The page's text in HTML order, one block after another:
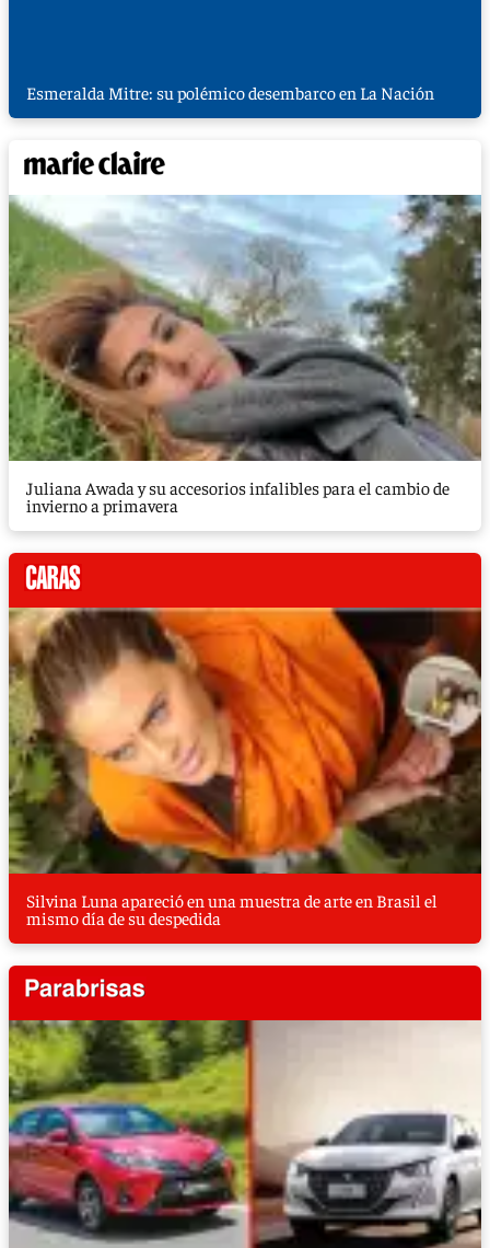
Esmeralda Mitre: su polémico desembarco en La Nación
Juliana Awada y su accesorios infalibles para el cambio de
invierno a primavera
Silvina Luna apareció en una muestra de arte en Brasil el
mismo día de su despedida